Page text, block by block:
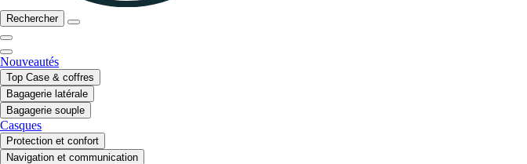
Rechercher
Nouveautés
Top Case & coffres
Bagagerie latérale
Bagagerie souple
Casques
Protection et confort
Navigation et communication